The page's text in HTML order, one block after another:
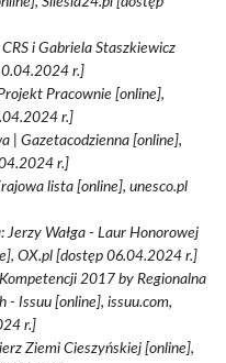
i Gabriela Staszkiewicz
r.]
Pracownie [online],
r.]
| Gazetacodzienna [online],
r.]
lista [online], unesco.pl
Jerzy Wałga - Laur Honorowej
OX.pl [dostęp 06.04.2024 r.]
2017 by Regionalna
- Issuu [online], issuu.com,
r.]
Ziemi Cieszyńskiej [online],